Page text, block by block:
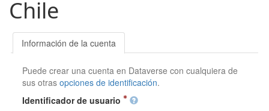
Chile
Información de la cuenta
Puede crear una cuenta en Dataverse con cualquiera de
sus otrasopciones de identificación.
Identificador de usuario